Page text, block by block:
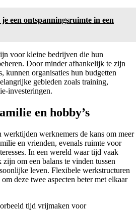
je een ontspanningsruimte in een
voor kleine bedrijven die hun
Door minder afhankelijk te zijn
kunnen organisaties hun budgetten
gebieden zoals training,
investeringen.
en hobby’s
werknemers de kans om meer
en vrienden, evenals ruimte voor
In een wereld waar tijd vaak
om een balans te vinden tussen
leven. Flexibele werkstructuren
deze twee aspecten beter met elkaar
tijd vrijmaken voor